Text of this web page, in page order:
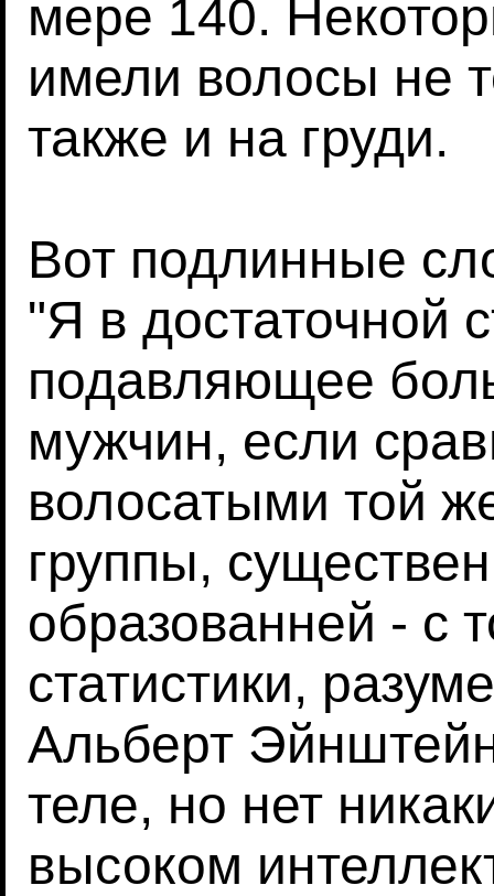
мере 140.
имели волосы не
также и на груди.
Вот подлинные
"Я в достаточной
подавляющее
мужчин, если
волосатыми той
группы,
образованней - с
статистики,
Альберт
теле, но нет
высоком